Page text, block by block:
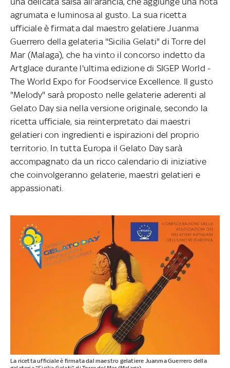
agrumata e luminosa al gusto. La sua ricetta
ufficiale è firmata dal maestro gelatiere Juanma
Guerrero della gelateria "Sicilia Gelati" di Torre del
Mar (Malaga), che ha vinto il concorso indetto da
Artglace durante l'ultima edizione di SIGEP World -
The World Expo for Foodservice Excellence. Il gusto
"Melody" sarà proposto nelle gelaterie aderenti al
Gelato Day sia nella versione originale, secondo la
ricetta ufficiale, sia reinterpretato dai maestri
gelatieri con ingredienti e ispirazioni del proprio
territorio. In tutta Europa il Gelato Day sarà
accompagnato da un ricco calendario di iniziative
che coinvolgeranno gelaterie, maestri gelatieri e
appassionati.
La ricetta ufficiale è firmata dal maestro gelatiere Juanma Guerrero della